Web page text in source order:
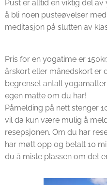
Pust er alltid en viktig del
å bli noen pusteøvelser
meditasjon på slutten av
Pris for en yogatime er
årskort eller månedskort er
begrenset antall
egen matte om du har!
Påmelding på nett stenger
vil da kun være mulig å
resepsjonen. Om du har
har møtt opp og betalt 10
du å miste plassen om det